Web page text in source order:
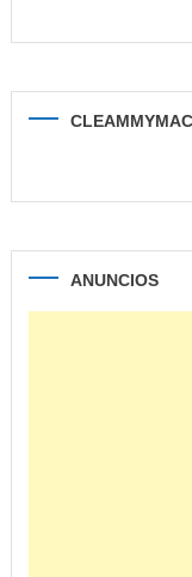
CLEAMMYMAC
ANUNCIOS